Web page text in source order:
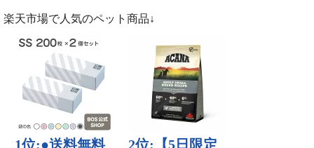
楽天市場で人気のペット商品↓